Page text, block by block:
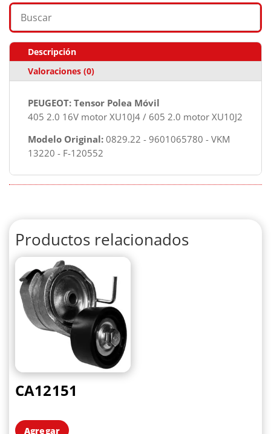
Descripción
Valoraciones (0)
PEUGEOT: Tensor Polea Móvil
405 2.0 16V motor XU10J4 / 605 2.0 motor XU10J2
Modelo Original: 0829.22 - 9601065780 - VKM
13220 - F-120552
Productos relacionados
CA12151
Agregar